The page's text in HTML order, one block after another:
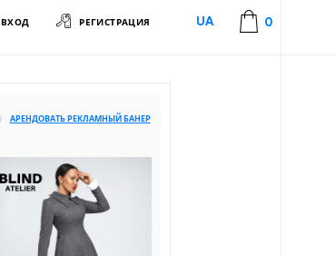
ВХОД РЕГИСТРАЦИЯ UA 0
АРЕНДОВАТЬ РЕКЛАМНЫЙ БАНЕР